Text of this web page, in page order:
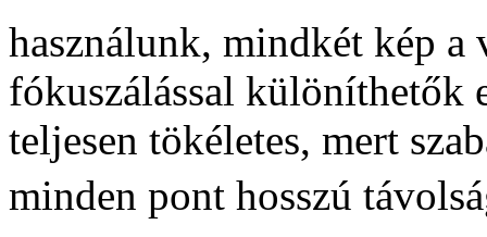
használunk, mindkét kép a
fókuszálással különíthetők
teljesen tökéletes, mert
minden pont hosszú